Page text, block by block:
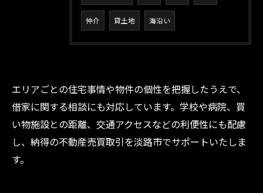
仲介 貸土地 海沿い
エリアごとの住宅事情や物件の個性を把握したうえで、
借家に関する相談にも対応しています。学校や病院、買
い物施設との距離、交通アクセスなどの利便性にも配慮
し、納得の不動産売買取引を淡路市でサポートいたしま
す。
お問い合わせ・ご相談はこちら